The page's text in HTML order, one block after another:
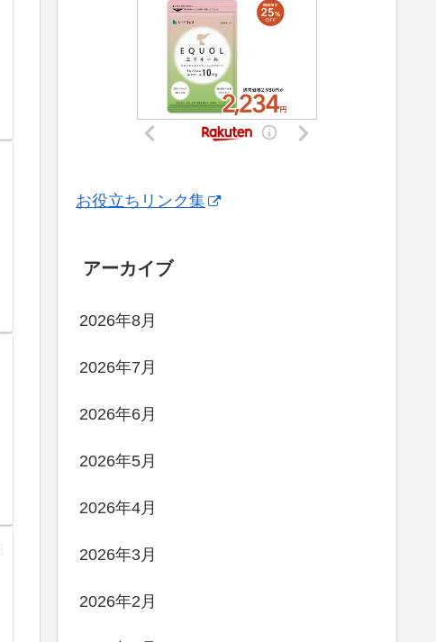
お役立ちリンク集
アーカイブ
2026年8月
2026年7月
2026年6月
2026年5月
2026年4月
2026年3月
2026年2月